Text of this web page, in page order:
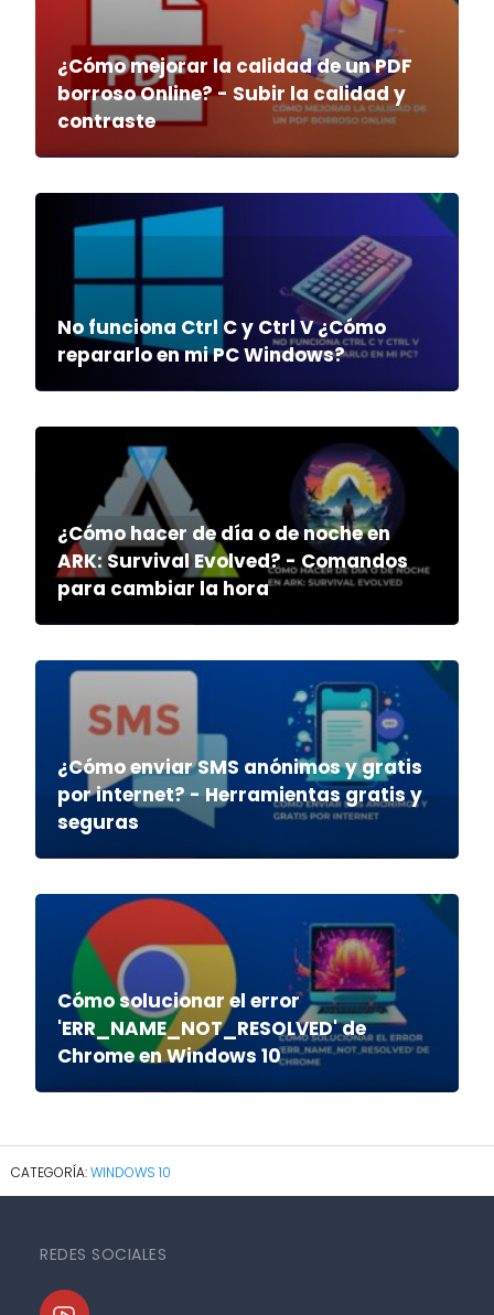
¿Cómo mejorar la calidad de un PDF
borroso Online? - Subir la calidad y
contraste
No funciona Ctrl C y Ctrl V ¿Cómo
repararlo en mi PC Windows?
¿Cómo hacer de día o de noche en
ARK: Survival Evolved? - Comandos
para cambiar la hora
¿Cómo enviar SMS anónimos y gratis
por internet? - Herramientas gratis y
seguras
Cómo solucionar el error
'ERR_NAME_NOT_RESOLVED' de
Chrome en Windows 10
WINDOWS 10
REDES SOCIALES